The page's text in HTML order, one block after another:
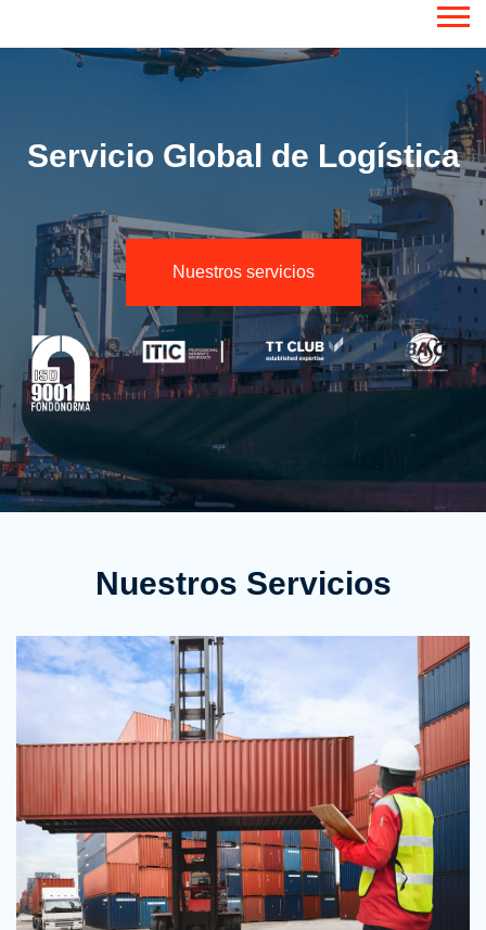
Servicio Global de Logística
Nuestros servicios
Nuestros Servicios